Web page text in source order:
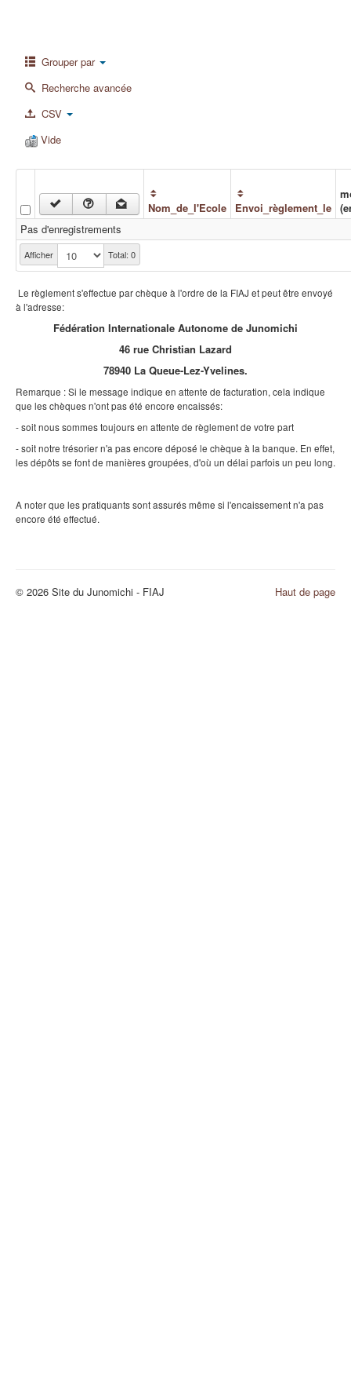
Grouper par
Recherche avancée
CSV
Vide
Nom_de_l'Ecole Envoi_règlement_le
Afficher Total: 0
Pas d'enregistrements
Le règlement s'effectue par chèque à l'ordre de la FIAJ et peut être envoyé
à l'adresse:
Fédération Internationale Autonome de Junomichi
46 rue Christian Lazard
78940 La Queue-Lez-Yvelines.
Remarque : Si le message indique en attente de facturation, cela indique
que les chèques n'ont pas été encore encaissés:
- soit nous sommes toujours en attente de règlement de votre part
- soit notre trésorier n'a pas encore déposé le chèque à la banque. En effet,
les dépôts se font de manières groupées, d'où un délai parfois un peu long.
A noter que les pratiquants sont assurés même si l'encaissement n'a pas
encore été effectué.
Haut de page
© 2026 Site du Junomichi - FIAJ